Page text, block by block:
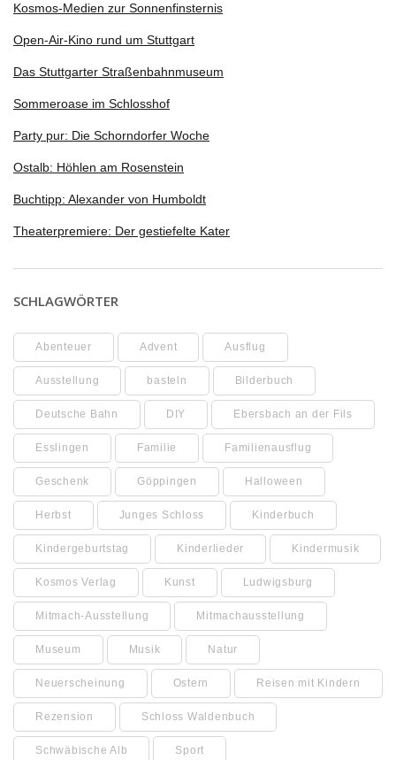
Kosmos-Medien zur Sonnenfinsternis
Open-Air-Kino rund um Stuttgart
Das Stuttgarter Straßenbahnmuseum
Sommeroase im Schlosshof
Party pur: Die Schorndorfer Woche
Ostalb: Höhlen am Rosenstein
Buchtipp: Alexander von Humboldt
Theaterpremiere: Der gestiefelte Kater
SCHLAGWÖRTER
Abenteuer Advent Ausflug
Ausstellung basteln Bilderbuch
Deutsche Bahn DIY Ebersbach an der Fils
Esslingen Familie Familienausflug
Geschenk Göppingen Halloween
Herbst Junges Schloss Kinderbuch
Kindergeburtstag Kinderlieder Kindermusik
Kosmos Verlag Kunst Ludwigsburg
Mitmach-Ausstellung Mitmachausstellung
Museum Musik Natur
Neuerscheinung Ostern Reisen mit Kindern
Rezension Schloss Waldenbuch
Schwäbische Alb Sport